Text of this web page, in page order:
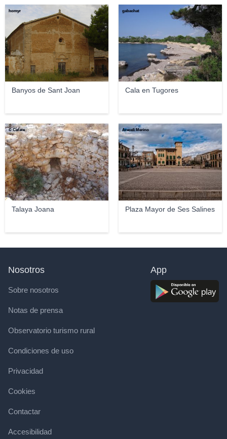
Banyos de Sant Joan
homyr
Cala en Tugores
gabachat
Talaya Joana
© Cafate
Plaza Mayor de Ses Salines
Araceli Merino
Nosotros
Sobre nosotros
Notas de prensa
Observatorio turismo rural
Condiciones de uso
Privacidad
Cookies
Contactar
Accesibilidad
App